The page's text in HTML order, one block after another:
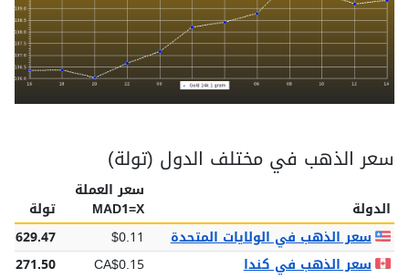
سعر الذهب في مختلف الدول (تولة)
الدولة
سعر العملة
MAD1=X
تولة
سعر الذهب في الولايات المتحدة
$0.11
سعر الذهب في كندا
CA$0.15